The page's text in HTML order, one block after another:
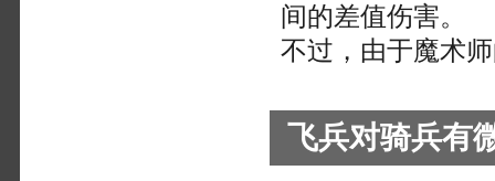
间的差值伤害。
不过，由于魔术
飞兵对骑兵有